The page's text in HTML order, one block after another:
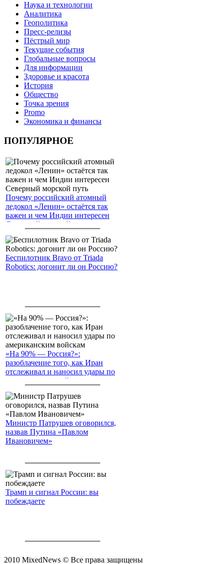
Наука и технологии
Аналитика
Геополитика
Пресс-релизы
Пёстрый мир
Текущие события
Глобальные вопросы
Для информации
Здоровье и красота
История
Общество
Точка зрения
Promo
Экономика и финансы
ПОПУЛЯРНОЕ
Почему российский атомный
ледокол «Ленин» остаётся так
важен и чем Индии интересен
Северный морской путь
Беспилотник Bravo от Triada
Robotics: догонит ли он Россию?
«На 90% — Россия?»:
разоблачение того, как Иран
отслеживал и наносил удары по
американским войскам
Министр Патрушев оговорился,
назвав Путина «Павлом
Ивановичем»
Трамп и сигнал России: вы
побеждаете
2010 MixedNews © Все права защищены